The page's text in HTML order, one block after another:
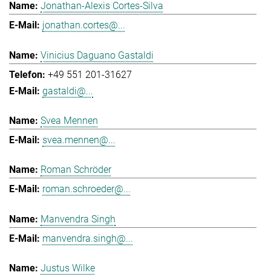
Jonathan-Alexis Cortes-Silva
jonathan.cortes@...
Vinicius Daguano Gastaldi
+49 551 201-31627
gastaldi@...
Svea Mennen
svea.mennen@...
Roman Schröder
roman.schroeder@...
Manvendra Singh
manvendra.singh@...
Justus Wilke